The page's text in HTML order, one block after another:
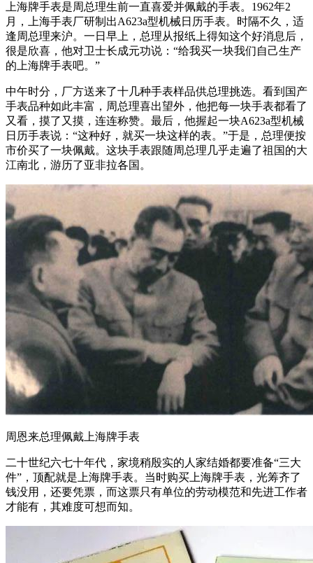
上海牌手表是周总理生前一直喜爱并佩戴的手表。1962年2
月，上海手表厂研制出A623a型机械日历手表。时隔不久，适
逢周总理来沪。一日早上，总理从报纸上得知这个好消息后，
很是欣喜，他对卫士长成元功说：“给我买一块我们自己生产
的上海牌手表吧。”
中午时分，厂方送来了十几种手表样品供总理挑选。看到国产
手表品种如此丰富，周总理喜出望外，他把每一块手表都看了
又看，摸了又摸，连连称赞。最后，他握起一块A623a型机械
日历手表说：“这种好，就买一块这样的表。”于是，总理便按
市价买了一块佩戴。这块手表跟随周总理几乎走遍了祖国的大
江南北，游历了亚非拉各国。
周恩来总理佩戴上海牌手表
二十世纪六七十年代，家境稍殷实的人家结婚都要准备“三大
件”，顶配就是上海牌手表。当时购买上海牌手表，光筹齐了
钱没用，还要凭票，而这票只有单位的劳动模范和先进工作者
才能有，其难度可想而知。